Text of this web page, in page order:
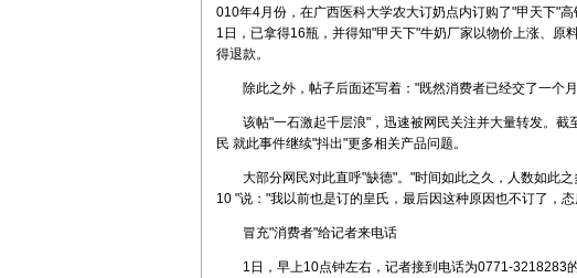
010年4月份，在广西医科大学农大订奶点内订购了"甲天下"
1日，已拿得16瓶，并得知"甲天下"牛奶厂家以物价上涨、原
得退款。
除此之外，帖子后面还写着："既然消费者已经交了一个
该帖"一石激起千层浪"，迅速被网民关注并大量转发。截
民 就此事件继续"抖出"更多相关产品问题。
大部分网民对此直呼"缺德"。"时间如此之久，人数如此之
10 "说："我以前也是订的皇氏，最后因这种原因也不订了，
冒充"消费者"给记者来电话
1日，早上10点钟左右，记者接到电话为0771-3218283